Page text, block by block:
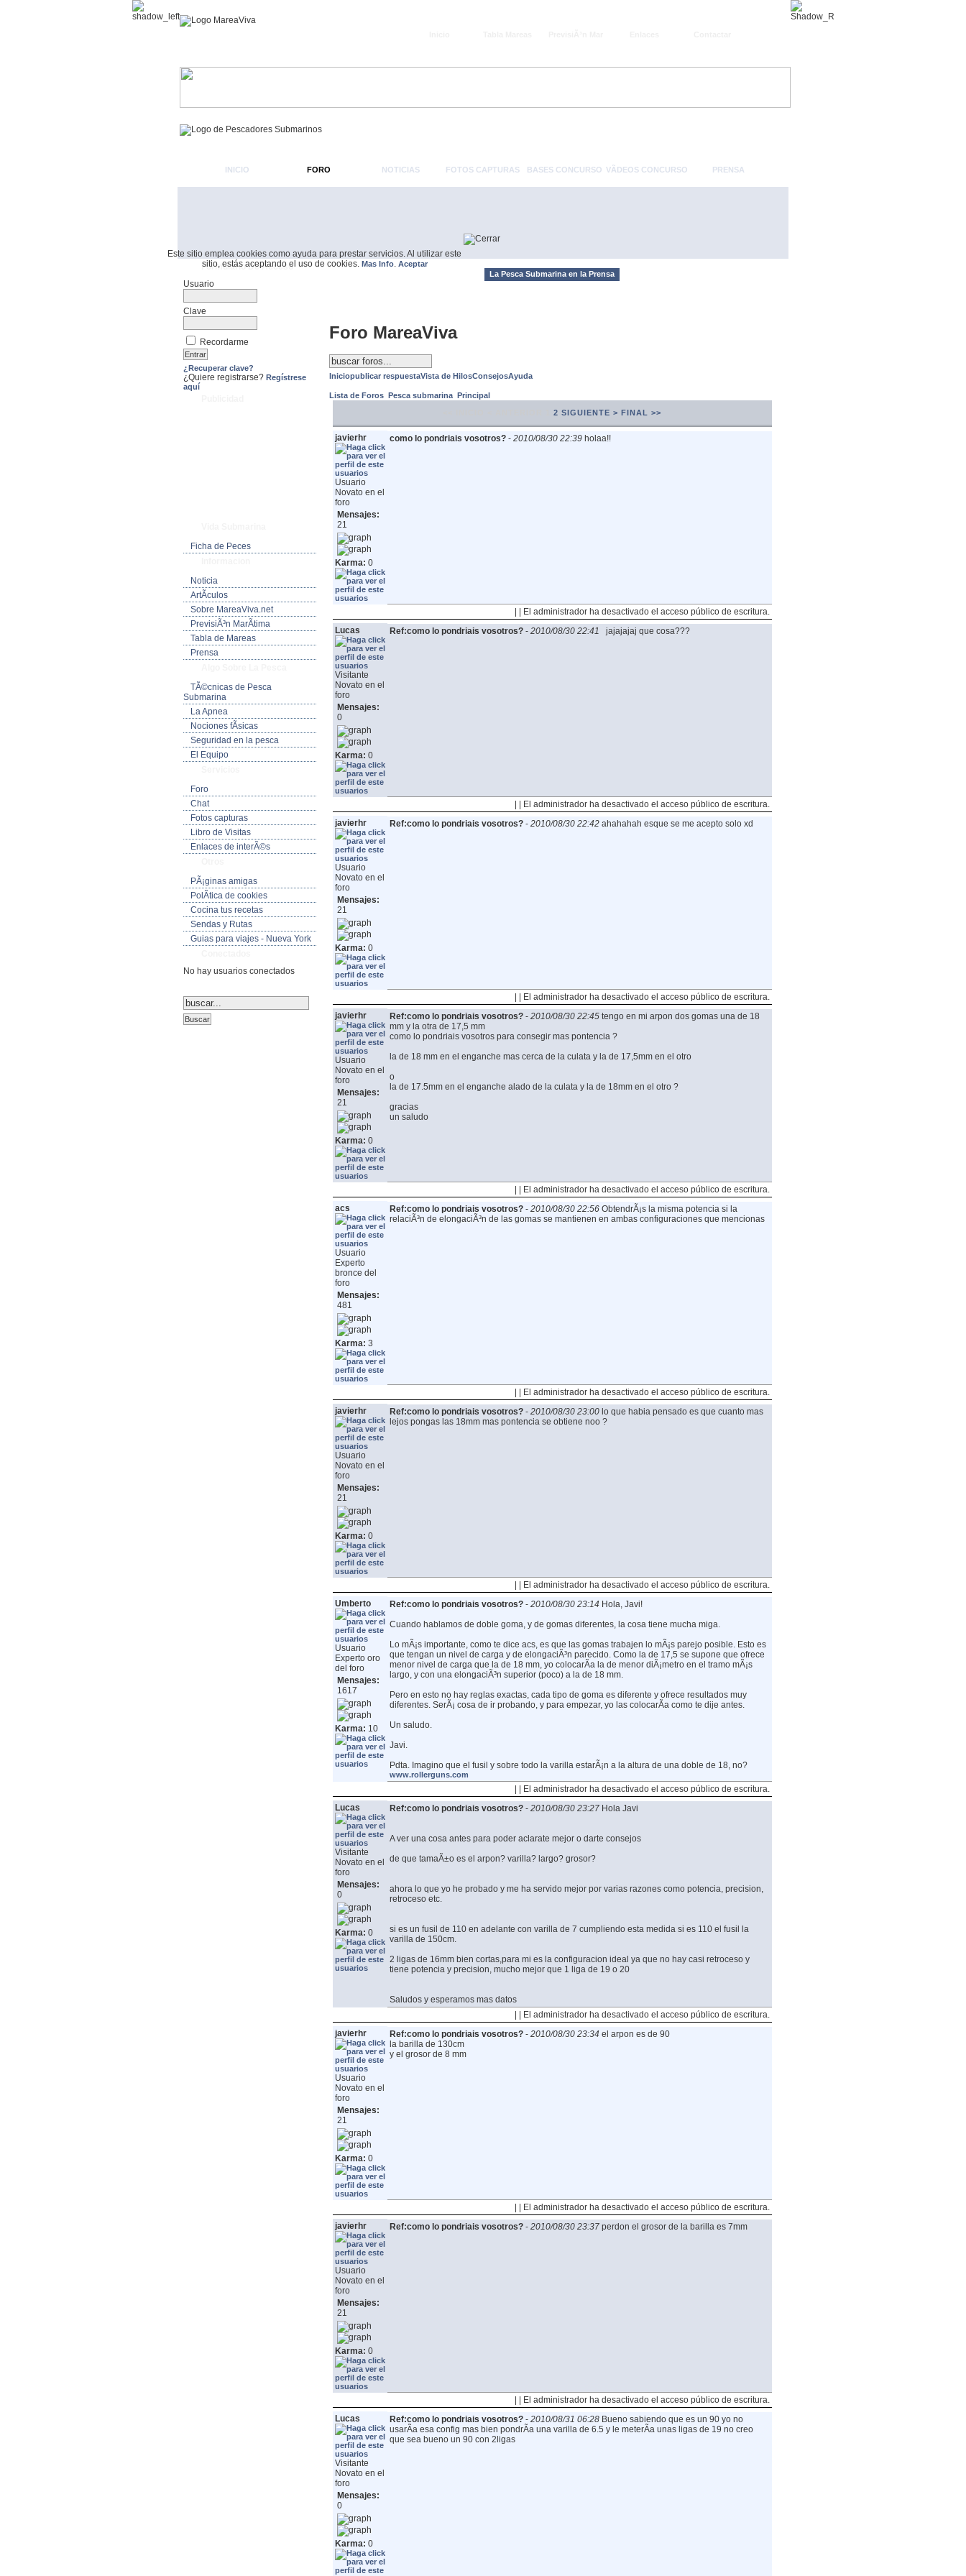
Este sitio emplea cookies como ayuda para prestar servicios. Al utilizar este
sitio, estás aceptando el uso de cookies. Mas Info. Aceptar
INICIO FORO NOTICIAS FOTOS CAPTURAS BASES CONCURSO VÃ­DEOS CONCURSO PRENSA
Formulario De Acceso
Usuario
Clave
Recordarme
¿Recuperar clave?
¿Quiere registrarse? Regístrese
aquí
Ficha de Peces
Noticia
ArtÃ­culos
Sobre MareaViva.net
PrevisiÃ³n MarÃ­tima
Tabla de Mareas
Prensa
TÃ©cnicas de Pesca
Submarina
La Apnea
Nociones fÃ­sicas
Seguridad en la pesca
El Equipo
Foro
Chat
Fotos capturas
Libro de Visitas
Enlaces de interÃ©s
PÃ¡ginas amigas
PolÃ­tica de cookies
Cocina tus recetas
Sendas y Rutas
Guias para viajes - Nueva York
No hay usuarios conectados
La Pesca Submarina en la Prensa
Foro MareaViva
Iniciopublicar respuestaVista de HilosConsejosAyuda
Lista de Foros Pesca submarina Principal
2 SIGUIENTE > FINAL >>
javierhr
Usuario
Novato en el
foro
Mensajes:
21
Karma: 0
como lo pondriais vosotros?- 2010/08/30 22:39 holaa!!
| | El administrador ha desactivado el acceso público de escritura.
Lucas
Visitante
Novato en el
foro
Mensajes:
0
Karma: 0
Ref:como lo pondriais vosotros?- 2010/08/30 22:41 jajajajaj que cosa???
| | El administrador ha desactivado el acceso público de escritura.
javierhr
Usuario
Novato en el
foro
Mensajes:
21
Karma: 0
Ref:como lo pondriais vosotros?- 2010/08/30 22:42 ahahahah esque se me acepto solo xd
| | El administrador ha desactivado el acceso público de escritura.
javierhr
Usuario
Novato en el
foro
Mensajes:
21
Karma: 0
Ref:como lo pondriais vosotros?- 2010/08/30 22:45 tengo en mi arpon dos gomas una de 18
mm y la otra de 17,5 mm
como lo pondriais vosotros para consegir mas pontencia ?
la de 18 mm en el enganche mas cerca de la culata y la de 17,5mm en el otro
o
la de 17.5mm en el enganche alado de la culata y la de 18mm en el otro ?
gracias
un saludo
| | El administrador ha desactivado el acceso público de escritura.
acs
Usuario
Experto
bronce del
foro
Mensajes:
481
Karma: 3
Ref:como lo pondriais vosotros?- 2010/08/30 22:56 ObtendrÃ¡s la misma potencia si la
relaciÃ³n de elongaciÃ³n de las gomas se mantienen en ambas configuraciones que mencionas
| | El administrador ha desactivado el acceso público de escritura.
javierhr
Usuario
Novato en el
foro
Mensajes:
21
Karma: 0
Ref:como lo pondriais vosotros?- 2010/08/30 23:00 lo que habia pensado es que cuanto mas
lejos pongas las 18mm mas pontencia se obtiene noo ?
| | El administrador ha desactivado el acceso público de escritura.
Umberto
Usuario
Experto oro
del foro
Mensajes:
1617
Karma: 10
Ref:como lo pondriais vosotros?- 2010/08/30 23:14 Hola, Javi!
Cuando hablamos de doble goma, y de gomas diferentes, la cosa tiene mucha miga.
Lo mÃ¡s importante, como te dice acs, es que las gomas trabajen lo mÃ¡s parejo posible. Esto es
que tengan un nivel de carga y de elongaciÃ³n parecido. Como la de 17,5 se supone que ofrece
menor nivel de carga que la de 18 mm, yo colocarÃ­a la de menor diÃ¡metro en el tramo mÃ¡s
largo, y con una elongaciÃ³n superior (poco) a la de 18 mm.
Pero en esto no hay reglas exactas, cada tipo de goma es diferente y ofrece resultados muy
diferentes. SerÃ¡ cosa de ir probando, y para empezar, yo las colocarÃ­a como te dije antes.
Un saludo.
Javi.
Pdta. Imagino que el fusil y sobre todo la varilla estarÃ¡n a la altura de una doble de 18, no?
www.rollerguns.com
| | El administrador ha desactivado el acceso público de escritura.
Lucas
Visitante
Novato en el
foro
Mensajes:
0
Karma: 0
Ref:como lo pondriais vosotros?- 2010/08/30 23:27 Hola Javi
A ver una cosa antes para poder aclarate mejor o darte consejos
de que tamaÃ±o es el arpon? varilla? largo? grosor?
ahora lo que yo he probado y me ha servido mejor por varias razones como potencia, precision,
retroceso etc.
si es un fusil de 110 en adelante con varilla de 7 cumpliendo esta medida si es 110 el fusil la
varilla de 150cm.
2 ligas de 16mm bien cortas,para mi es la configuracion ideal ya que no hay casi retroceso y
tiene potencia y precision, mucho mejor que 1 liga de 19 o 20
Saludos y esperamos mas datos
| | El administrador ha desactivado el acceso público de escritura.
javierhr
Usuario
Novato en el
foro
Mensajes:
21
Karma: 0
Ref:como lo pondriais vosotros?- 2010/08/30 23:34 el arpon es de 90
la barilla de 130cm
y el grosor de 8 mm
| | El administrador ha desactivado el acceso público de escritura.
javierhr
Usuario
Novato en el
foro
Mensajes:
21
Karma: 0
Ref:como lo pondriais vosotros?- 2010/08/30 23:37 perdon el grosor de la barilla es 7mm
| | El administrador ha desactivado el acceso público de escritura.
Lucas
Visitante
Novato en el
foro
Mensajes:
0
Karma: 0
Ref:como lo pondriais vosotros?- 2010/08/31 06:28 Bueno sabiendo que es un 90 yo no
usarÃ­a esa config mas bien pondrÃ­a una varilla de 6.5 y le meterÃ­a unas ligas de 19 no creo
que sea bueno un 90 con 2ligas